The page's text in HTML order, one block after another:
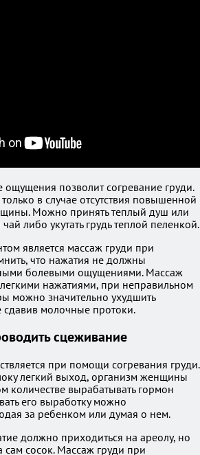
ощущения позволит согревание груди.
в случае отсутствия повышенной
Можно принять теплый душ или
либо укутать грудь теплой пеленкой.
является массаж груди при
что нажатия не должны
болевыми ощущениями. Массаж
легкими нажатиями, при неправильном
можно значительно ухудшить
молочные протоки.
сцеживание
при помощи согревания груди.
легкий выход, организм женщины
количестве вырабатывать гормон
его выработку можно
за ребенком или думая о нем.
должно приходиться на ареолу, но
сам сосок. Массаж груди при